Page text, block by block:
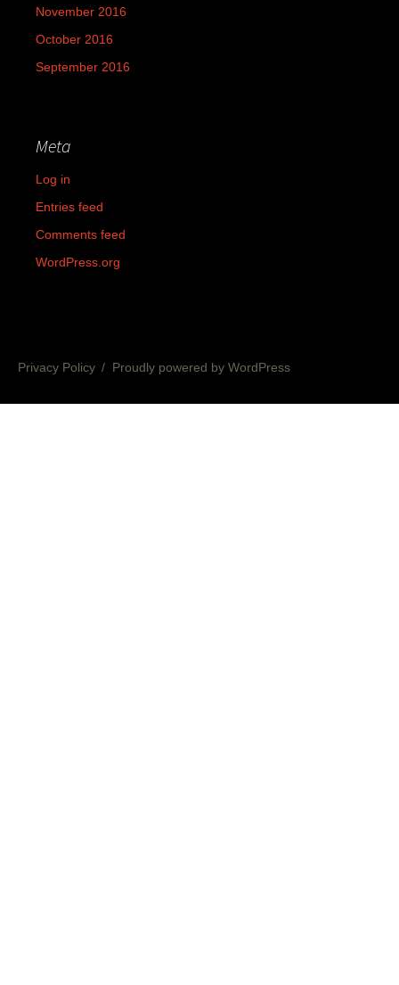
November 2016
October 2016
September 2016
Meta
Log in
Entries feed
Comments feed
WordPress.org
Privacy Policy Proudly powered by WordPress